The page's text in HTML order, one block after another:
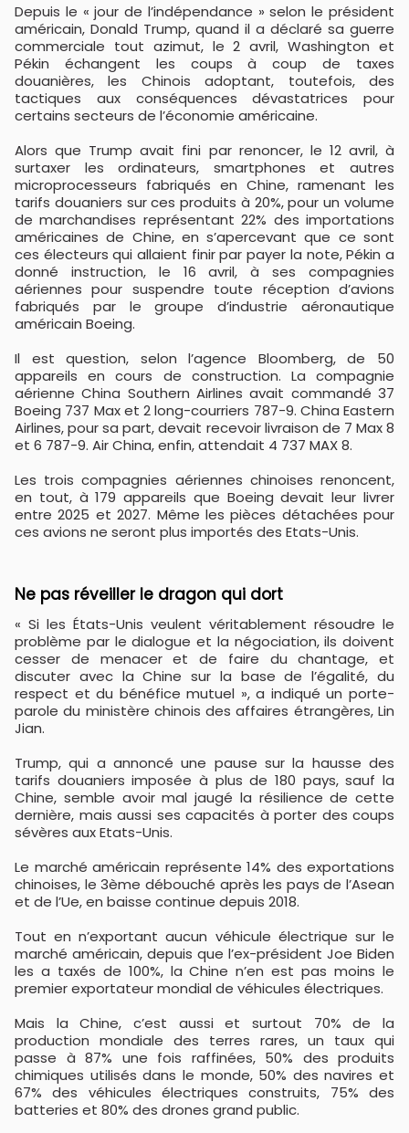
Depuis le « jour de l’indépendance » selon le président
américain, Donald Trump, quand il a déclaré sa guerre
commerciale tout azimut, le 2 avril, Washington et
Pékin échangent les coups à coup de taxes
douanières, les Chinois adoptant, toutefois, des
tactiques aux conséquences dévastatrices pour
certains secteurs de l’économie américaine.
Alors que Trump avait fini par renoncer, le 12 avril, à
surtaxer les ordinateurs, smartphones et autres
microprocesseurs fabriqués en Chine, ramenant les
tarifs douaniers sur ces produits à 20%, pour un volume
de marchandises représentant 22% des importations
américaines de Chine, en s’apercevant que ce sont
ces électeurs qui allaient finir par payer la note, Pékin a
donné instruction, le 16 avril, à ses compagnies
aériennes pour suspendre toute réception d’avions
fabriqués par le groupe d’industrie aéronautique
américain Boeing.
Il est question, selon l’agence Bloomberg, de 50
appareils en cours de construction. La compagnie
aérienne China Southern Airlines avait commandé 37
Boeing 737 Max et 2 long-courriers 787-9. China Eastern
Airlines, pour sa part, devait recevoir livraison de 7 Max 8
et 6 787-9. Air China, enfin, attendait 4 737 MAX 8.
Les trois compagnies aériennes chinoises renoncent,
en tout, à 179 appareils que Boeing devait leur livrer
entre 2025 et 2027. Même les pièces détachées pour
ces avions ne seront plus importés des Etats-Unis.
Ne pas réveiller le dragon qui dort
« Si les États-Unis veulent véritablement résoudre le
problème par le dialogue et la négociation, ils doivent
cesser de menacer et de faire du chantage, et
discuter avec la Chine sur la base de l’égalité, du
respect et du bénéfice mutuel », a indiqué un porte-
parole du ministère chinois des affaires étrangères, Lin
Jian.
Trump, qui a annoncé une pause sur la hausse des
tarifs douaniers imposée à plus de 180 pays, sauf la
Chine, semble avoir mal jaugé la résilience de cette
dernière, mais aussi ses capacités à porter des coups
sévères aux Etats-Unis.
Le marché américain représente 14% des exportations
chinoises, le 3ème débouché après les pays de l’Asean
et de l’Ue, en baisse continue depuis 2018.
Tout en n’exportant aucun véhicule électrique sur le
marché américain, depuis que l’ex-président Joe Biden
les a taxés de 100%, la Chine n’en est pas moins le
premier exportateur mondial de véhicules électriques.
Mais la Chine, c’est aussi et surtout 70% de la
production mondiale des terres rares, un taux qui
passe à 87% une fois raffinées, 50% des produits
chimiques utilisés dans le monde, 50% des navires et
67% des véhicules électriques construits, 75% des
batteries et 80% des drones grand public.